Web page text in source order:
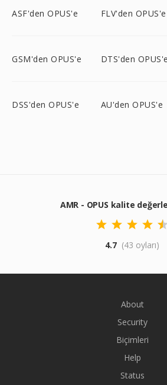
ASF'den OPUS'e FLV'den OPUS'e
GSM'den OPUS'e DTS'den OPUS'e
DSS'den OPUS'e AU'den OPUS'e
AMR - OPUS kalite
4.7 (43 oyları)
About
Security
Biçimleri
Help
Status